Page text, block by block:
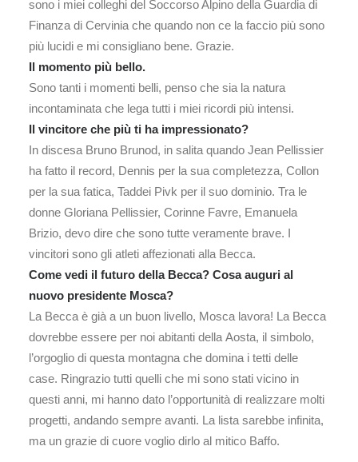
sono i miei colleghi del Soccorso Alpino della Guardia di
Finanza di Cervinia che quando non ce la faccio più sono
più lucidi e mi consigliano bene. Grazie.
Il momento più bello.
Sono tanti i momenti belli, penso che sia la natura
incontaminata che lega tutti i miei ricordi più intensi.
Il vincitore che più ti ha impressionato?
In discesa Bruno Brunod, in salita quando Jean Pellissier
ha fatto il record, Dennis per la sua completezza, Collon
per la sua fatica, Taddei Pivk per il suo dominio. Tra le
donne Gloriana Pellissier, Corinne Favre, Emanuela
Brizio, devo dire che sono tutte veramente brave. I
vincitori sono gli atleti affezionati alla Becca.
Come vedi il futuro della Becca? Cosa auguri al
nuovo presidente Mosca?
La Becca è già a un buon livello, Mosca lavora! La Becca
dovrebbe essere per noi abitanti della Aosta, il simbolo,
l’orgoglio di questa montagna che domina i tetti delle
case. Ringrazio tutti quelli che mi sono stati vicino in
questi anni, mi hanno dato l’opportunità di realizzare molti
progetti, andando sempre avanti. La lista sarebbe infinita,
ma un grazie di cuore voglio dirlo al mitico Baffo.